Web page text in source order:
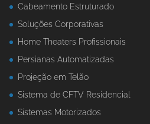
Cabeamento Estruturado
Soluções Corporativas
Home Theaters Profissionais
Persianas Automatizadas
Projeção em Telão
Sistema de CFTV Residencial
Sistemas Motorizados